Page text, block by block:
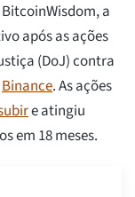
a
após as ações
(DoJ) contra
Binance. As ações
e atingiu
em 18 meses.